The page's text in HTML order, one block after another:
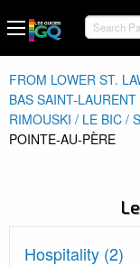
FROM LOWER ST.
BAS SAINT-LAURENT
RIMOUSKI / LE BIC /
ACTUEL:
POINTE-AU-PÈRE
Hospitality (2)